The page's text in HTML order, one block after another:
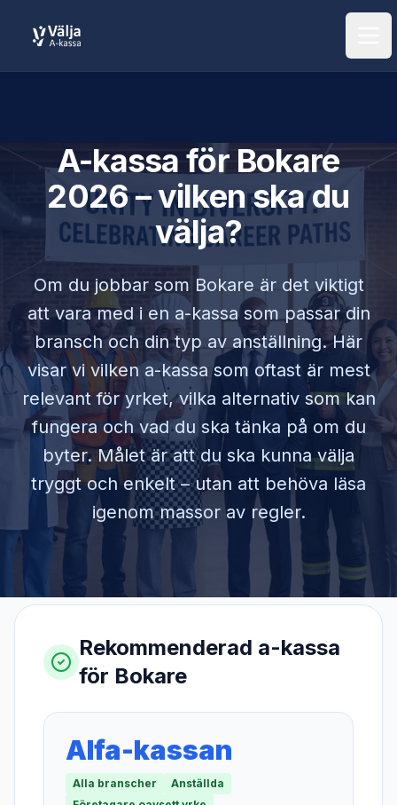
A-kassa för Bokare
2026 – vilken ska du
välja?
Om du jobbar som Bokare är det viktigt
att vara med i en a-kassa som passar din
bransch och din typ av anställning. Här
visar vi vilken a-kassa som oftast är mest
relevant för yrket, vilka alternativ som kan
fungera och vad du ska tänka på om du
byter. Målet är att du ska kunna välja
tryggt och enkelt – utan att behöva läsa
igenom massor av regler.
Rekommenderad a-kassa
för Bokare
Alfa-kassan
Alla branscher
Anställda